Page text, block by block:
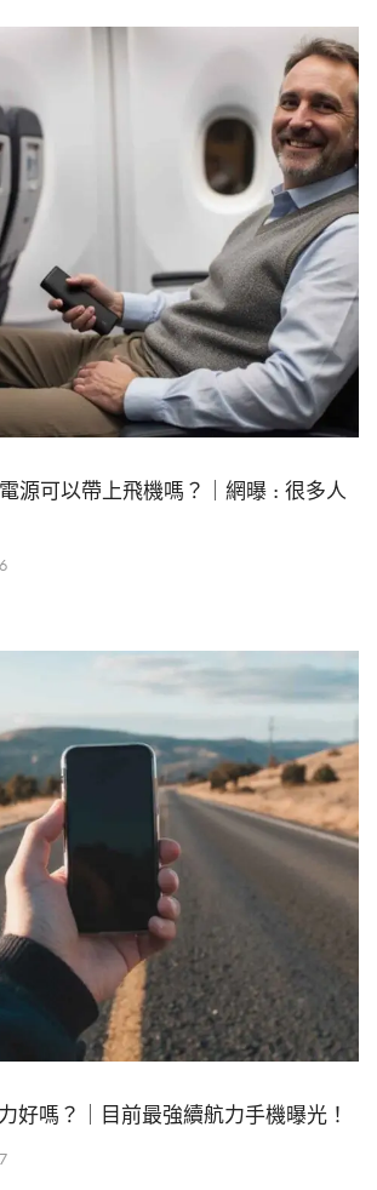
源可以帶上飛機嗎？｜網曝 : 很多人
好嗎？｜目前最強續航力手機曝光！